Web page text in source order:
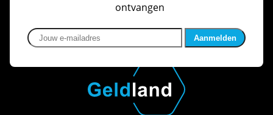
ontvangen
Jouw e-mailadres